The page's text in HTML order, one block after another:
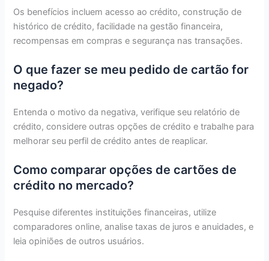
Os benefícios incluem acesso ao crédito, construção de
histórico de crédito, facilidade na gestão financeira,
recompensas em compras e segurança nas transações.
O que fazer se meu pedido de cartão for
negado?
Entenda o motivo da negativa, verifique seu relatório de
crédito, considere outras opções de crédito e trabalhe para
melhorar seu perfil de crédito antes de reaplicar.
Como comparar opções de cartões de
crédito no mercado?
Pesquise diferentes instituições financeiras, utilize
comparadores online, analise taxas de juros e anuidades, e
leia opiniões de outros usuários.